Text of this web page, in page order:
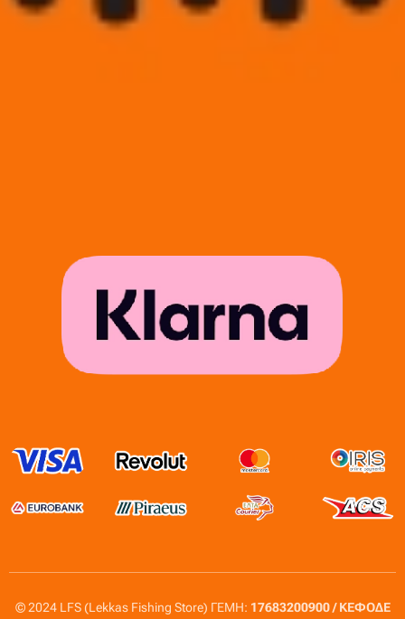
© 2024 LFS (Lekkas Fishing Store) ΓΕΜΗ: 17683200900 / ΚΕΦΟΔΕ